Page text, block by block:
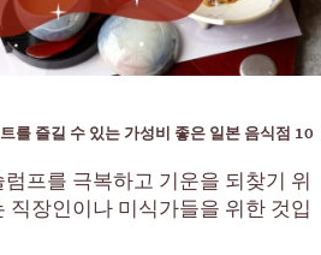
를 즐길 수 있는 가성비 좋은 일본 음식점 10
프를 극복하고 기운을 되찾기 위
직장인이나 미식가들을 위한 것입